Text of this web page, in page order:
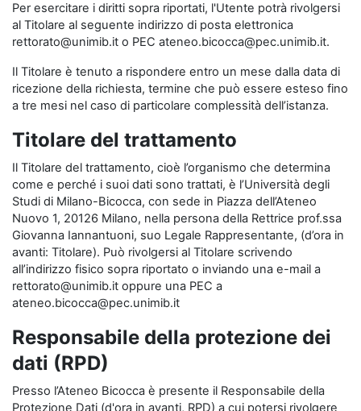
Per esercitare i diritti sopra riportati, l'Utente potrà rivolgersi
al Titolare al seguente indirizzo di posta elettronica
rettorato@unimib.it o PEC ateneo.bicocca@pec.unimib.it.
Il Titolare è tenuto a rispondere entro un mese dalla data di
ricezione della richiesta, termine che può essere esteso fino
a tre mesi nel caso di particolare complessità dell’istanza.
Titolare del trattamento
Il Titolare del trattamento, cioè l’organismo che determina
come e perché i suoi dati sono trattati, è l’Università degli
Studi di Milano-Bicocca, con sede in Piazza dell’Ateneo
Nuovo 1, 20126 Milano, nella persona della Rettrice prof.ssa
Giovanna Iannantuoni, suo Legale Rappresentante, (d’ora in
avanti: Titolare). Può rivolgersi al Titolare scrivendo
all’indirizzo fisico sopra riportato o inviando una e-mail a
rettorato@unimib.it oppure una PEC a
ateneo.bicocca@pec.unimib.it
Responsabile della protezione dei
dati (RPD)
Presso l’Ateneo Bicocca è presente il Responsabile della
Protezione Dati (d'ora in avanti, RPD) a cui potersi rivolgere